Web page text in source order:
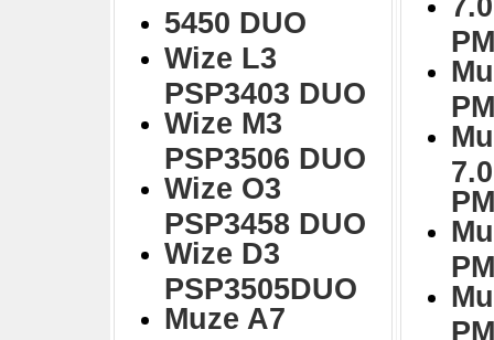
5450 DUO
Wize L3
PSP3403 DUO
Wize M3
PSP3506 DUO
Wize O3
PSP3458 DUO
Wize D3
PSP3505DUO
Muze A7